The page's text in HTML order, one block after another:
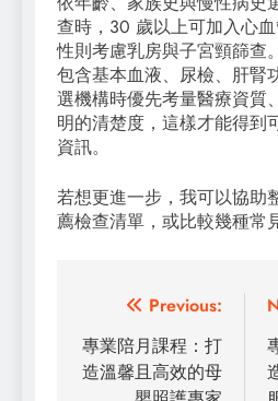
查時，30 歲以上可加入心
性則考慮乳房與子宮頸篩查
包含基本血液、尿檢、肝腎
選機構時優先考量醫療資質
明的清楚度，這樣才能得到
資訊。
若想更進一步，我可以協助
薦檢查清單，或比較幾種常
Post
navigation
Previous:
專業陪月課程：打
造溫馨且高效的母